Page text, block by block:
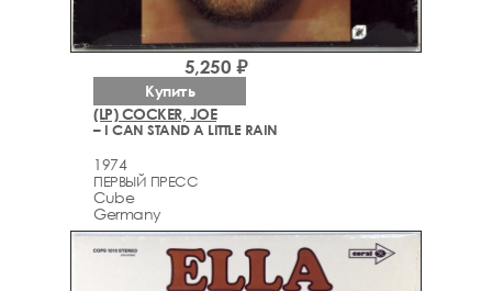
(LP) COCKER, JOE
– I CAN STAND A LITTLE RAIN
1974
ПЕРВЫЙ ПРЕСС
Cube
Germany
5,250 ₽
Купить